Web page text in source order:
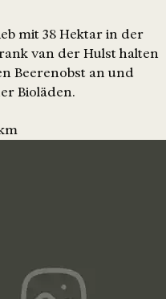
mit 38 Hektar in der
van der Hulst halten
Beerenobst an und
Bioläden.